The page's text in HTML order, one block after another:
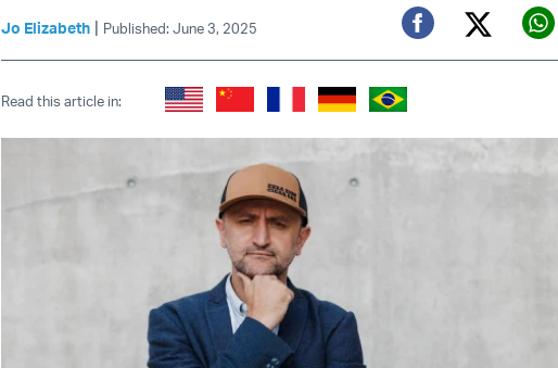
Jo Elizabeth | Published: June 3, 2025
Facebook
Read this article in: